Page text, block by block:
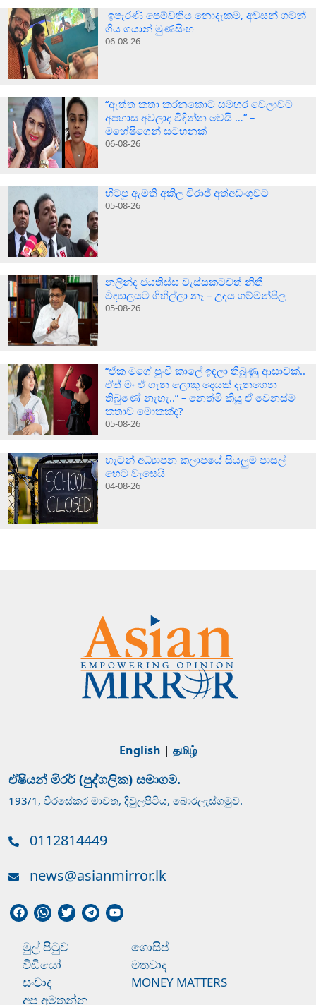
ඉපැරණි පෙම්වතිය නොදැකම, අවසන් ගමන්
ගිය ගයාන් මුණසිංහ
06-08-26
“ඇත්ත කතා කරනකොට සමහර වෙලාවට
අපහාස අවලාද විඳින්න වෙයි …” –
මහේෂිගෙන් සටහනක්
06-08-26
හිටපු ඇමති අකිල විරාජ් අත්අඩංගුවට
05-08-26
නලින්ද ජයතිස්ස වැස්සකටවත් නිතී
විද්‍යාලයට ගිහිල්ලා නෑ – උදය ගම්මන්පිල
05-08-26
“ඒක මගේ පුංචි කාලේ ඉඳලා තිබුණු ආසාවක්..
ඒත් මං ඒ ගැන ලොකු දෙයක් දැනගෙන
තිබුණේ නැහැ..” – නෙත්මි කියූ ඒ වෙනස්ම
කතාව මොකක්ද?
05-08-26
හැටන් අධ්‍යාපන කලාපයේ සියලුම පාසල්
හෙට වැසෙයි
04-08-26
English | தமிழ்
ඒෂියන් මිරර් (පුද්ගලික) සමාගම.
193/1, වීරසේකර මාවත, දිවුලපිටිය, බොරලැස්ගමුව.
0112814449
news@asianmirror.lk
මුල් පිටුව
ගොසිප්
වීඩියෝ
මතවාද
සංවාද
MONEY MATTERS
අප අමතන්න